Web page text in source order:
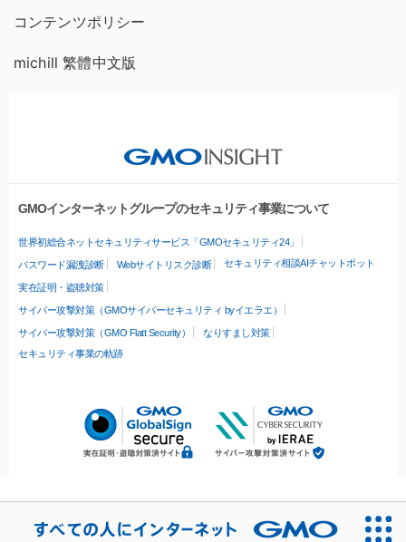
コンテンツポリシー
michill 繁體中文版
GMOインターネットグループのセキュリティ事業について
世界初総合ネットセキュリティサービス「GMOセキュリティ24」
パスワード漏洩診断 Webサイトリスク診断 セキュリティ相談AIチャットボット
実在証明・盗聴対策
サイバー攻撃対策（GMOサイバーセキュリティ byイエラエ）
サイバー攻撃対策（GMO Flatt Security）
なりすまし対策
セキュリティ事業の軌跡